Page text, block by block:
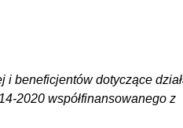
i beneficjentów dotyczące
2020 współfinansowanego z